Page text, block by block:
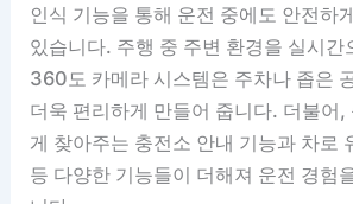
인식 기능을 통해 운전 중에도 안전하
있습니다. 주행 중 주변 환경을 실시간
360도 카메라 시스템은 주차나 좁은
더욱 편리하게 만들어 줍니다. 더불어,
게 찾아주는 충전소 안내 기능과 차로
등 다양한 기능들이 더해져 운전 경험